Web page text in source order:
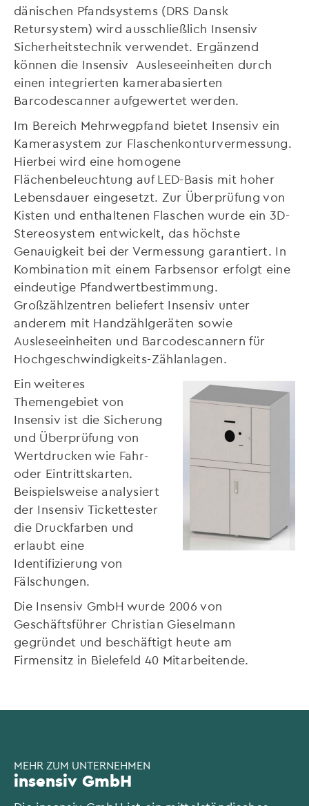
dänischen Pfandsystems (DRS Dansk
Retursystem) wird ausschließlich Insensiv
Sicherheitstechnik verwendet. Ergänzend
können die Insensiv Ausleseeinheiten durch
einen integrierten kamerabasierten
Barcodescanner aufgewertet werden.
Im Bereich Mehrwegpfand bietet Insensiv ein
Kamerasystem zur Flaschenkonturvermessung.
Hierbei wird eine homogene
Flächenbeleuchtung auf LED-Basis mit hoher
Lebensdauer eingesetzt. Zur Überprüfung von
Kisten und enthaltenen Flaschen wurde ein 3D-
Stereosystem entwickelt, das höchste
Genauigkeit bei der Vermessung garantiert. In
Kombination mit einem Farbsensor erfolgt eine
eindeutige Pfandwertbestimmung.
Großzählzentren beliefert Insensiv unter
anderem mit Handzählgeräten sowie
Ausleseeinheiten und Barcodescannern für
Hochgeschwindigkeits-Zählanlagen.
Ein weiteres
Themengebiet von
Insensiv ist die Sicherung
und Überprüfung von
Wertdrucken wie Fahr-
oder Eintrittskarten.
Beispielsweise analysiert
der Insensiv Tickettester
die Druckfarben und
erlaubt eine
Identifizierung von
Fälschungen.
Die Insensiv GmbH wurde 2006 von
Geschäftsführer Christian Gieselmann
gegründet und beschäftigt heute am
Firmensitz in Bielefeld 40 Mitarbeitende.
MEHR ZUM UNTERNEHMEN
insensiv GmbH